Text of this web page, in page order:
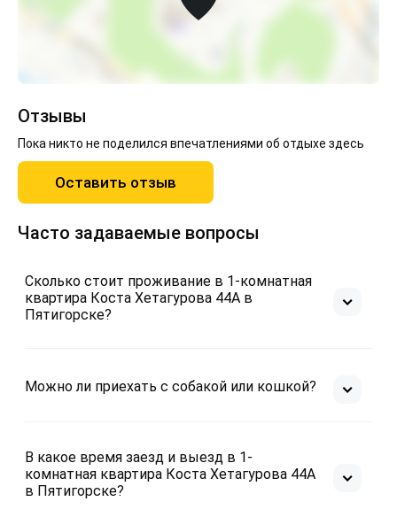
Отзывы
Пока никто не поделился впечатлениями об отдыхе здесь
Оставить отзыв
Часто задаваемые вопросы
Сколько стоит проживание в 1-комнатная
квартира Коста Хетагурова 44А в
Пятигорске?
Можно ли приехать с собакой или кошкой?
В какое время заезд и выезд в 1-
комнатная квартира Коста Хетагурова 44А
в Пятигорске?